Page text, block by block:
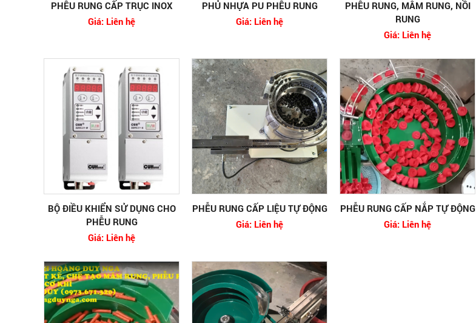
PHỄU RUNG CẤP TRỤC INOX
Giá: Liên hệ
PHỦ NHỰA PU PHỄU RUNG
Giá: Liên hệ
PHỄU RUNG, MÂM RUNG, NỒI
RUNG
Giá: Liên hệ
BỘ ĐIỀU KHIỂN SỬ DỤNG CHO
PHỄU RUNG
Giá: Liên hệ
PHỄU RUNG CẤP LIỆU TỰ ĐỘNG
Giá: Liên hệ
PHỄU RUNG CẤP NẮP TỰ ĐỘNG
Giá: Liên hệ